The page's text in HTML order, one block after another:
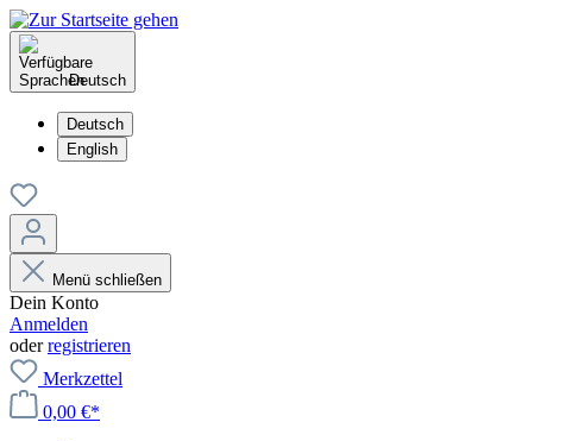
Deutsch
Deutsch
English
Menü schließen
Dein Konto
Anmelden
oderregistrieren
Merkzettel
0,00 €*